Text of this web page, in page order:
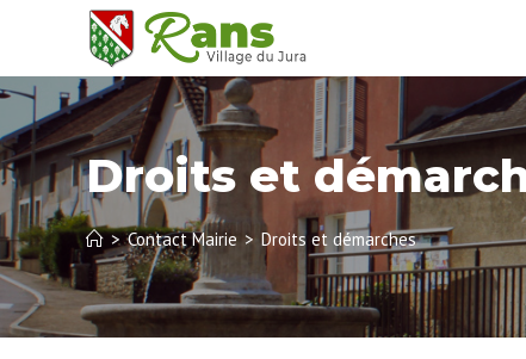
Droits et
> Contact Mairie > Droits et démarches